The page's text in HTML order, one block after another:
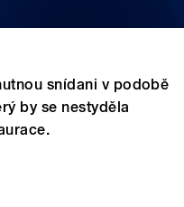
snídani v podobě
by se nestyděla